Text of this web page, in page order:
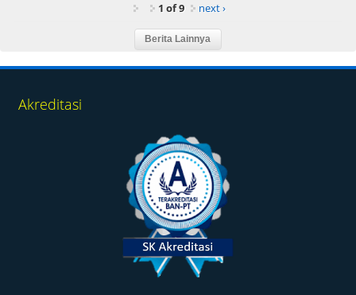
1 of 9
next ›
Akreditasi